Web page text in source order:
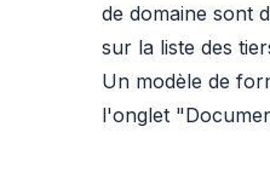
de domaine sont
sur la liste des
Un modèle de
l'onglet